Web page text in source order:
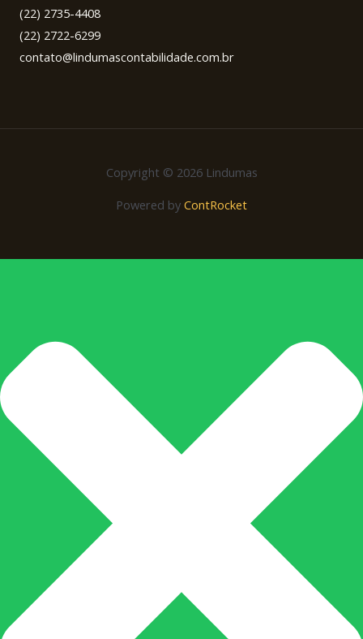
(22) 2735-4408
(22) 2722-6299
contato@lindumascontabilidade.com.br
Copyright © 2026 Lindumas
Powered by ContRocket